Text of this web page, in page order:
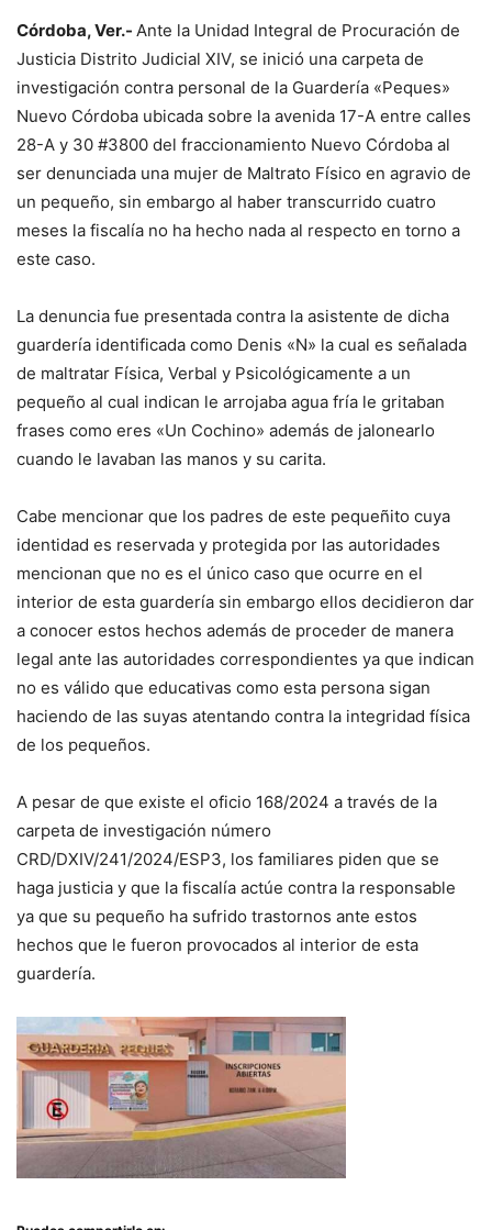
Córdoba, Ver.- Ante la Unidad Integral de Procuración de
Justicia Distrito Judicial XIV, se inició una carpeta de
investigación contra personal de la Guardería «Peques»
Nuevo Córdoba ubicada sobre la avenida 17-A entre calles
28-A y 30 #3800 del fraccionamiento Nuevo Córdoba al
ser denunciada una mujer de Maltrato Físico en agravio de
un pequeño, sin embargo al haber transcurrido cuatro
meses la fiscalía no ha hecho nada al respecto en torno a
este caso.
La denuncia fue presentada contra la asistente de dicha
guardería identificada como Denis «N» la cual es señalada
de maltratar Física, Verbal y Psicológicamente a un
pequeño al cual indican le arrojaba agua fría le gritaban
frases como eres «Un Cochino» además de jalonearlo
cuando le lavaban las manos y su carita.
Cabe mencionar que los padres de este pequeñito cuya
identidad es reservada y protegida por las autoridades
mencionan que no es el único caso que ocurre en el
interior de esta guardería sin embargo ellos decidieron dar
a conocer estos hechos además de proceder de manera
legal ante las autoridades correspondientes ya que indican
no es válido que educativas como esta persona sigan
haciendo de las suyas atentando contra la integridad física
de los pequeños.
A pesar de que existe el oficio 168/2024 a través de la
carpeta de investigación número
CRD/DXIV/241/2024/ESP3, los familiares piden que se
haga justicia y que la fiscalía actúe contra la responsable
ya que su pequeño ha sufrido trastornos ante estos
hechos que le fueron provocados al interior de esta
guardería.